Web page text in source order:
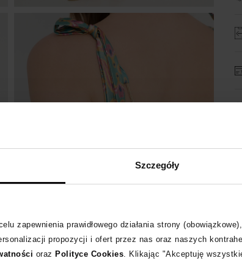
Szczegóły
zapewnienia prawidłowego działania strony
propozycji i ofert przez nas oraz naszych
oraz Polityce Cookies . Klikając "Akceptuję